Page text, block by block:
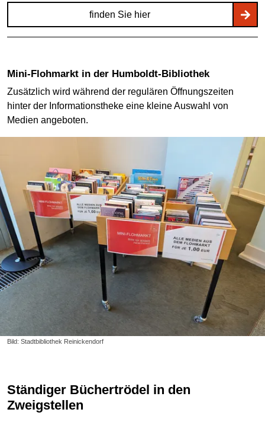
finden Sie hier
Bild: Stadtbibliothek Reinickendorf
Mini-Flohmarkt in der Humboldt-Bibliothek
Zusätzlich wird während der regulären Öffnungszeiten
hinter der Informationstheke eine kleine Auswahl von
Medien angeboten.
Ständiger Büchertrödel in den
Zweigstellen